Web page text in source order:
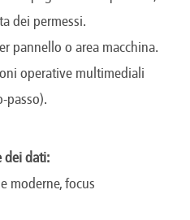
dei permessi.
pannello o area macchina.
operative multimediali
passo).
dei dati:
moderne, focus